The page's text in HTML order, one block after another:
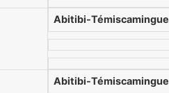
Abitibi-Témiscamingue
Abitibi-Témiscamingue